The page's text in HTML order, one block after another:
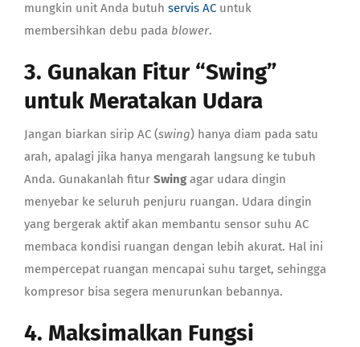
mungkin unit Anda butuh servis AC untuk
membersihkan debu pada blower.
3. Gunakan Fitur “Swing”
untuk Meratakan Udara
Jangan biarkan sirip AC (swing) hanya diam pada satu
arah, apalagi jika hanya mengarah langsung ke tubuh
Anda. Gunakanlah fitur Swing agar udara dingin
menyebar ke seluruh penjuru ruangan. Udara dingin
yang bergerak aktif akan membantu sensor suhu AC
membaca kondisi ruangan dengan lebih akurat. Hal ini
mempercepat ruangan mencapai suhu target, sehingga
kompresor bisa segera menurunkan bebannya.
4. Maksimalkan Fungsi